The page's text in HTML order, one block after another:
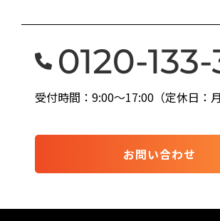
受付時間：9:00〜17:00（定休日：月
お問い合わせ